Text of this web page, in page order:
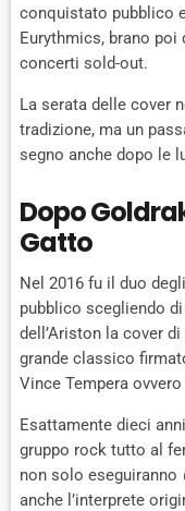
conquistato pubblico
Eurythmics, brano
concerti sold-out.
La serata delle cover
tradizione, ma un
segno anche dopo le
Dopo
Gatto
Nel 2016 fu il duo degli
pubblico scegliendo
dell’Ariston la cover
grande classico
Vince Tempera ovvero
Esattamente dieci
gruppo rock tutto al
non solo eseguiranno
anche l’interprete